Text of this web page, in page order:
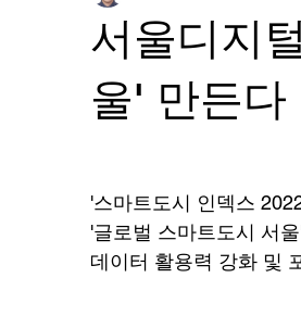
서울디지
울' 만든다
'스마트도시 인덱스
'글로벌 스마트도시 서
데이터 활용력 강화 및